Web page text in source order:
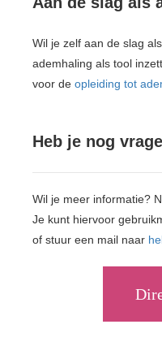
Wil je zelf aan de slag
ademhaling als tool
voor de opleiding tot
Heb je nog
Wil je meer informatie?
Je kunt hiervoor
of stuur een mail naar